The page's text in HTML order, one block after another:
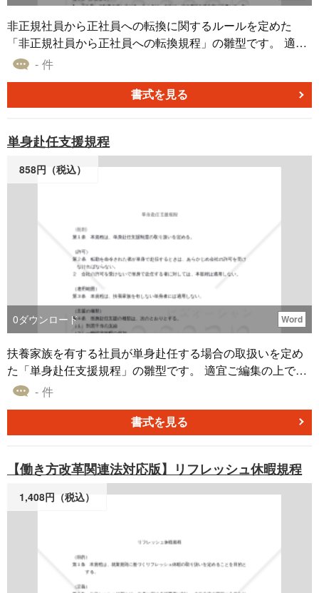
非正規社員から正社員への転換に関するルールを定めた
「非正規社員から正社員への転換規程」の雛型です。 適宜
ご編集の上でご利用いただければと存じます。 〔条文タイ
時期） 第４条（評価基準） 第５条（転換日） 第６条（転
換後の給与） 第７条（所属部署） 第８条（勤続年数の取り
- 件
書式を見る
単身赴任支援規程
858円（税込）
0ダウンロード Word
扶養家族を有する社員が単身赴任する場合の取扱いを定め
た「単身赴任支援規程」の雛型です。 適宜ご編集の上でご
利用いただければと存じます。 〔条文タイトル〕 第１条
援の種類） 第５条（別居手当） 第６条（一時帰宅休暇）
第７条（一時帰宅旅費） 第８条（流用禁止） 第９条（権利
- 件
書式を見る
【働き方改革関連法対応版】リフレッシュ休暇規程
1,408円（税込）